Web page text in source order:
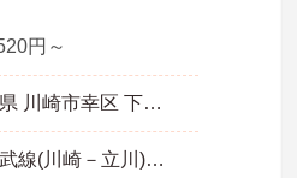
円～
神奈川県 川崎市幸区 下平間340-1
ＪＲ南武線(川崎－立川)「鹿島田駅」徒歩14分